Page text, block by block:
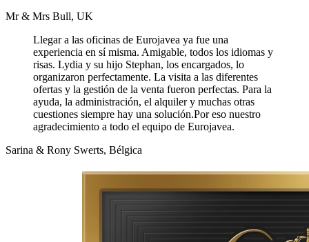
Mr & Mrs Bull, UK
Llegar a las oficinas de Eurojavea ya fue una
experiencia en sí misma. Amigable, todos los idiomas y
risas. Lydia y su hijo Stephan, los encargados, lo
organizaron perfectamente. La visita a las diferentes
ofertas y la gestión de la venta fueron perfectas. Para la
ayuda, la administración, el alquiler y muchas otras
cuestiones siempre hay una solución.Por eso nuestro
agradecimiento a todo el equipo de Eurojavea.
Sarina & Rony Swerts, Bélgica